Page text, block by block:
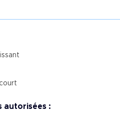
autorisées :